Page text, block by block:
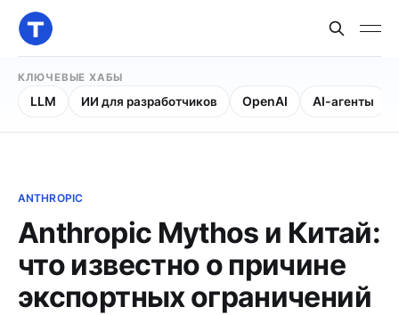
КЛЮЧЕВЫЕ ХАБЫ
LLM ИИ для разработчиков OpenAI AI-агенты
ANTHROPIC
Anthropic Mythos и Китай:
что известно о причине
экспортных ограничений